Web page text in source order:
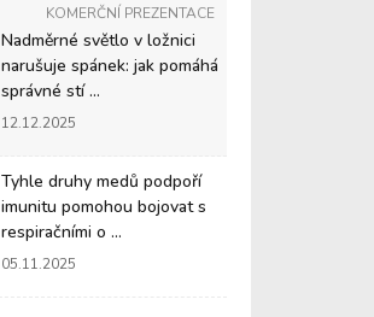
KOMERČNÍ PREZENTACE
Nadměrné světlo v ložnici
narušuje spánek: jak pomáhá
správné stí ...
12.12.2025
Tyhle druhy medů podpoří
imunitu pomohou bojovat s
respiračními o ...
05.11.2025